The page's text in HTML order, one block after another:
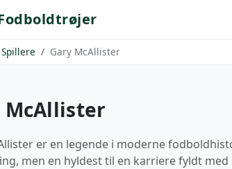
Spillere Gary McAllister
McAllister
er en legende i moderne
men en hyldest til en karriere fyldt